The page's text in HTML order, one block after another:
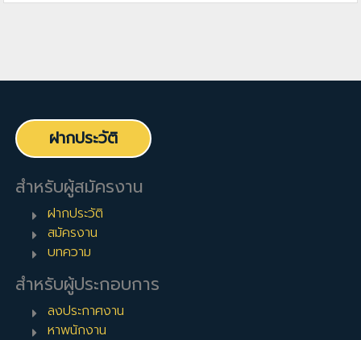
ฝากประวัติ
สำหรับผู้สมัครงาน
ฝากประวัติ
สมัครงาน
บทความ
สำหรับผู้ประกอบการ
ลงประกาศงาน
หาพนักงาน